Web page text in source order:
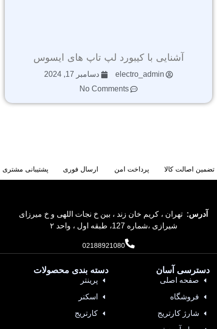
آشنایی با کیبورد لپ تاپ های ایسوس
electro_admin
دسامبر 17, 2024
No Comments
تضمین اصالت کالا پرداخت امن ارسال فوری پشتیبانی مشتری
آدرس: تهران ، کریم خان زند ، بین خ نجات اللهی و خ میرزای
شیرازی ،شماره 127، طبقه اول ، واحد ۲
02188921080
دسترسی آسان
صفحه اصلی
فروشگاه
شارژ کارتریج
دسته بندی محصولات
پرینتر
اسکنر
کارتریج